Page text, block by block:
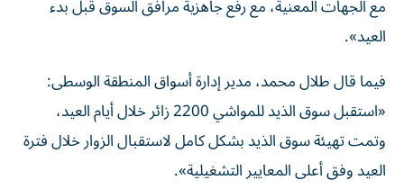
مع الجهات المعنية، مع رفع جاهزية مرافق السوق قبل بدء
العيد».
فيما قال طلال محمد، مدير إدارة أسواق المنطقة الوسطى:
«استقبل سوق الذيد للمواشي 2200 زائر خلال أيام العيد،
وتمت تهيئة سوق الذيد بشكل كامل لاستقبال الزوار خلال فترة
العيد وفق أعلى المعايير التشغيلية».